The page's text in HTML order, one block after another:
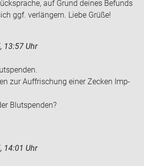
auf Grund deines Befunds
ggf. verlängern. Liebe Grüße!
13:57 Uhr
zur Auf­fri­schung einer Ze­cken Imp­
Blut­spen­den?
14:01 Uhr